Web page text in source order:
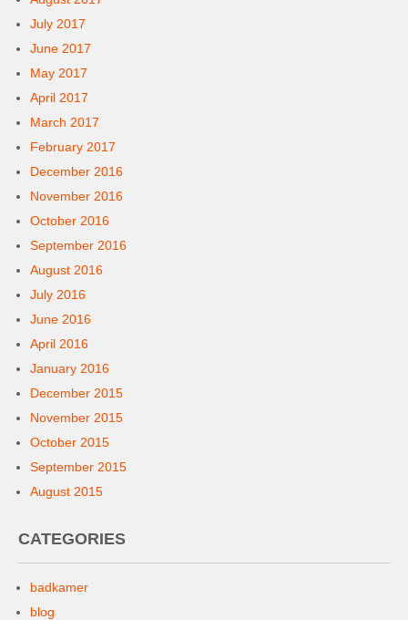
July 2017
June 2017
May 2017
April 2017
March 2017
February 2017
December 2016
November 2016
October 2016
September 2016
August 2016
July 2016
June 2016
April 2016
January 2016
December 2015
November 2015
October 2015
September 2015
August 2015
CATEGORIES
badkamer
blog